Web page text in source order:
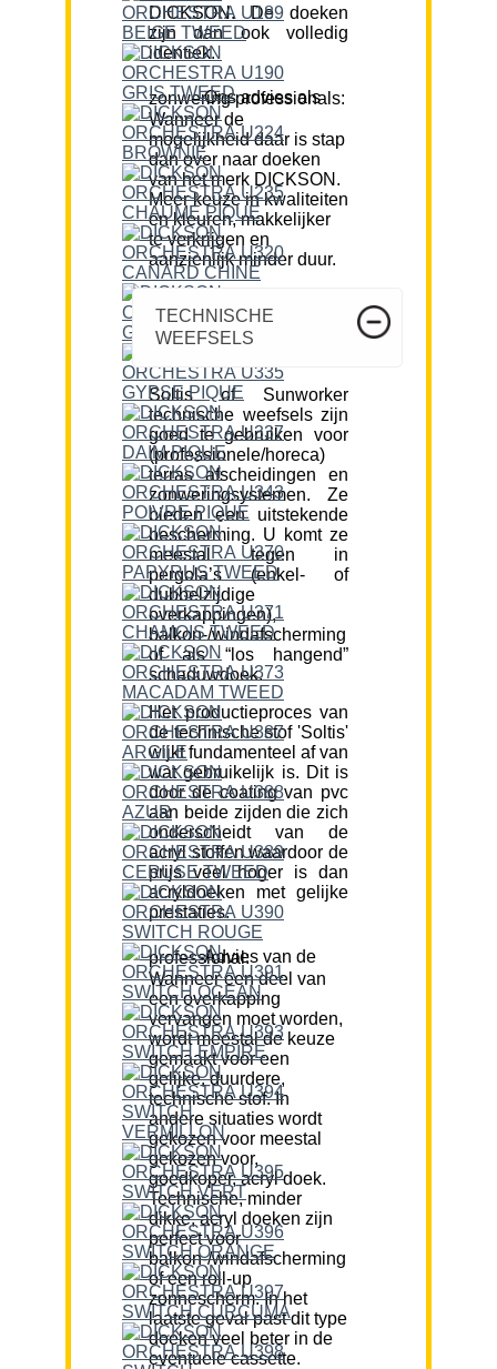
DICKSON. De doeken
zijn dan ook volledig
identiek.
Ons advies als zonwering professionals:
Wanneer de
mogelijkheid daar is stap
dan over naar doeken
van het merk DICKSON.
Meer keuze in kwaliteiten
en kleuren, makkelijker
te verkrijgen en
aanzienlijk minder duur.
TECHNISCHE
WEEFSELS
Soltis of Sunworker
technische weefsels zijn
goed te gebruiken voor
(professionele/horeca)
terras afscheidingen en
zonweringsystemen. Ze
bieden een uitstekende
bescherming. U komt ze
meestal tegen in
pergola’s (enkel- of
dubbelzijdige
overkappingen),
balkon-/windafscherming
of als “los hangend”
schaduwdoek.
Het productieproces van
de technische stof 'Soltis'
wijkt fundamenteel af van
wat gebruikelijk is. Dit is
door de coating van pvc
aan beide zijden die zich
onderscheidt van de
acryl stoffen waardoor de
prijs veel hoger is dan
acryldoeken met gelijke
prestaties.
Advies van de professional:
Wanneer een deel van
een overkapping
vervangen moet worden,
wordt meestal de keuze
gemaakt voor een
gelijke, duurdere,
technische stof. In
andere situaties wordt
gekozen voor meestal
gekozen voor,
goedkoper, acryl doek.
Technische, minder
dikke, acryl doeken zijn
perfect voor
balkon-/windafscherming
of een roll-up
zonnescherm. In het
laatste geval past dit type
doeken veel beter in de
eventuele cassette.